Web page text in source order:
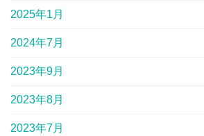
2025年1月
2024年7月
2023年9月
2023年8月
2023年7月